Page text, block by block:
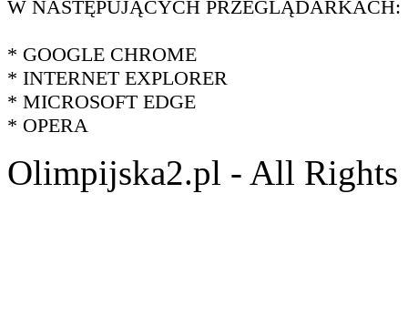
W NASTĘPUJĄCYCH PRZEGLĄDARKACH:
* GOOGLE CHROME
* INTERNET EXPLORER
* MICROSOFT EDGE
* OPERA
Olimpijska2.pl - All Rights